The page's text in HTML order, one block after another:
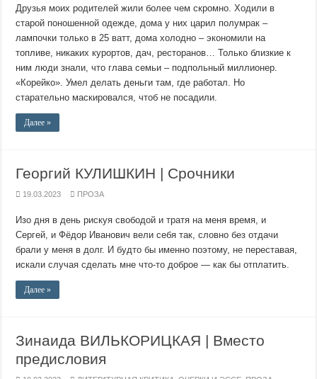
Друзья моих родителей жили более чем скромно. Ходили в
старой поношенной одежде, дома у них царил полумрак –
лампочки только в 25 ватт, дома холодно – экономили на
топливе, никаких курортов, дач, ресторанов… Только близкие к
ним люди знали, что глава семьи – подпольный миллионер.
«Корейко». Умел делать деньги там, где работал. Но
старательно маскировался, чтоб не посадили.
Далее »
Георгий КУЛИШКИН | Срочники
19.03.2023 ПРОЗА
Изо дня в день рискуя свободой и тратя на меня время, и
Сергей, и Фёдор Иванович вели себя так, словно без отдачи
брали у меня в долг. И будто бы именно поэтому, не переставая,
искали случая сделать мне что-то доброе — как бы отплатить.
Далее »
Зинаида ВИЛЬКОРИЦКАЯ | Вместо
предисловия